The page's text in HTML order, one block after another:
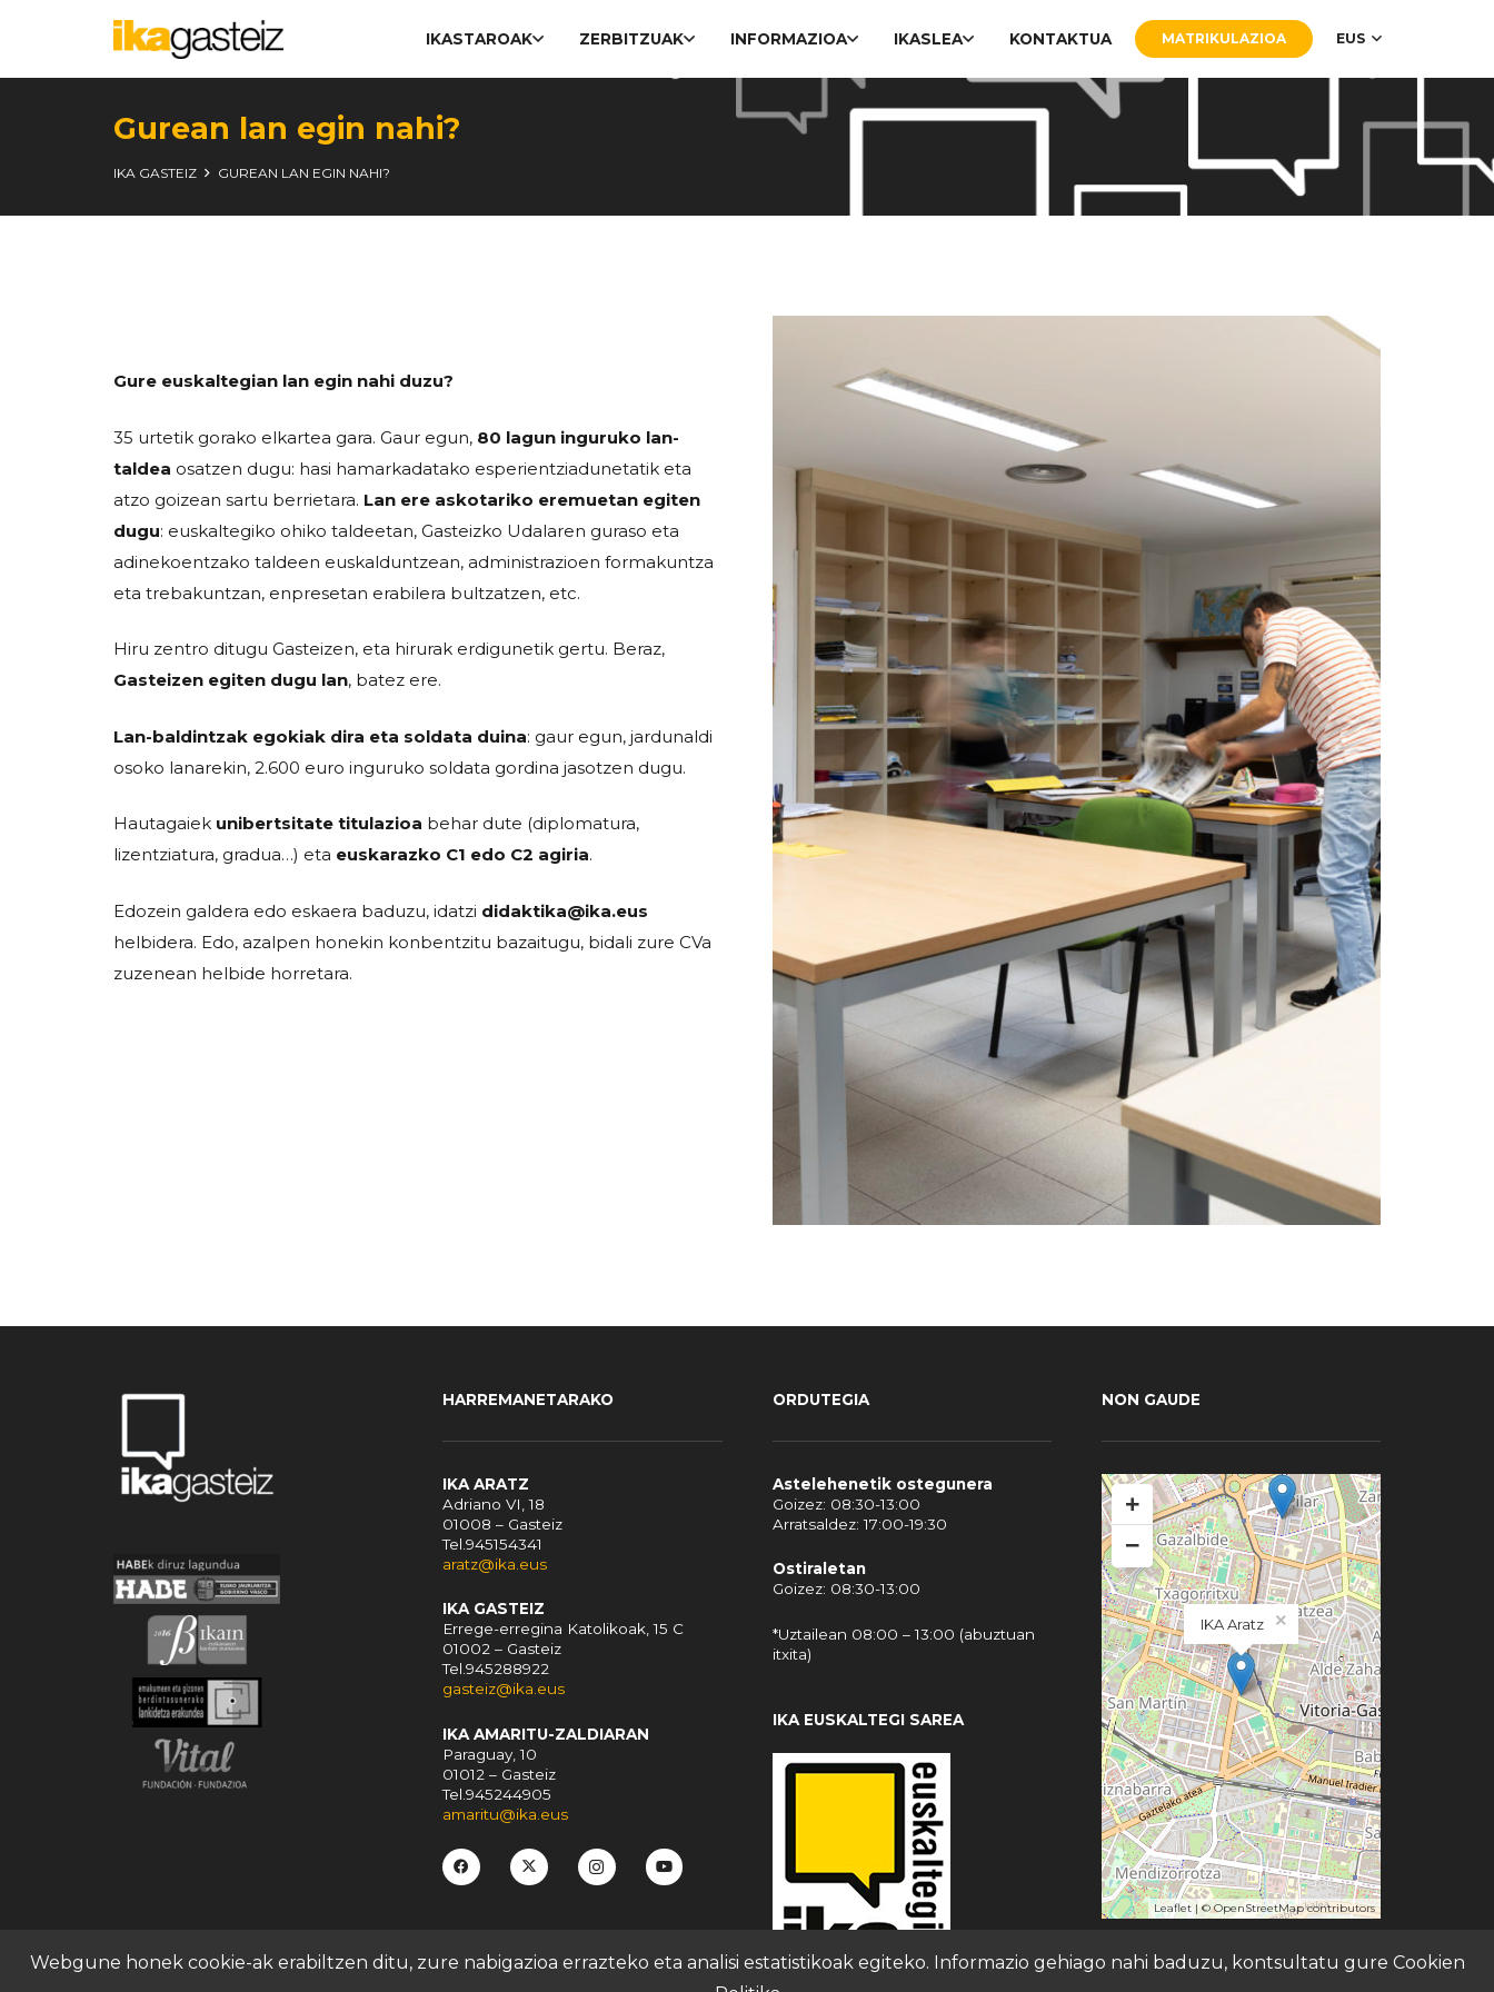
IKASTAROAK ZERBITZUAK INFORMAZIOA IKASLEA KONTAKTUA MATRIKULAZIOA EUS
Gurean lan egin nahi?
IKA GASTEIZ GUREAN LAN EGIN NAHI?
Gure euskaltegian lan egin nahi duzu?
35 urtetik gorako elkartea gara. Gaur egun, 80 lagun inguruko lan-
taldea osatzen dugu: hasi hamarkadatako esperientziadunetatik eta
atzo goizean sartu berrietara. Lan ere askotariko eremuetan egiten
dugu: euskaltegiko ohiko taldeetan, Gasteizko Udalaren guraso eta
adinekoentzako taldeen euskalduntzean, administrazioen formakuntza
eta trebakuntzan, enpresetan erabilera bultzatzen, etc.
Hiru zentro ditugu Gasteizen, eta hirurak erdigunetik gertu. Beraz,
Gasteizen egiten dugu lan, batez ere.
Lan-baldintzak egokiak dira eta soldata duina: gaur egun, jardunaldi
osoko lanarekin, 2.600 euro inguruko soldata gordina jasotzen dugu.
Hautagaiek unibertsitate titulazioa behar dute (diplomatura,
lizentziatura, gradua…) eta euskarazko C1 edo C2 agiria.
Edozein galdera edo eskaera baduzu, idatzi didaktika@ika.eus
helbidera. Edo, azalpen honekin konbentzitu bazaitugu, bidali zure CVa
zuzenean helbide horretara.
HARREMANETARAKO
IKA ARATZ
Adriano VI, 18
01008 – Gasteiz
Tel.945154341
aratz@ika.eus
IKA GASTEIZ
Errege-erregina Katolikoak, 15 C
01002 – Gasteiz
Tel.945288922
gasteiz@ika.eus
IKA AMARITU-ZALDIARAN
Paraguay, 10
01012 – Gasteiz
Tel.945244905
amaritu@ika.eus
ORDUTEGIA
Astelehenetik ostegunera
Goizez: 08:30-13:00
Arratsaldez: 17:00-19:30
Ostiraletan
Goizez: 08:30-13:00
*Uztailean 08:00 – 13:00 (abuztuan
itxita)
IKA EUSKALTEGI SAREA
NON GAUDE
IKA Aratz ×
+
−
Leaflet| ©OpenStreetMapcontributors
Webgune honek cookie-ak erabiltzen ditu, zure nabigazioa errazteko eta analisi estatistikoak egiteko. Informazio gehiago nahi baduzu, kontsultatu gure Cookien